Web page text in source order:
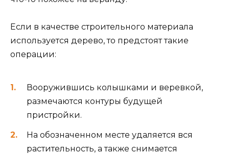
Если в качестве строительного материала
используется дерево, то предстоят такие
операции:
Вооружившись колышками и веревкой,
размечаются контуры будущей
пристройки.
На обозначенном месте удаляется вся
растительность, а также снимается